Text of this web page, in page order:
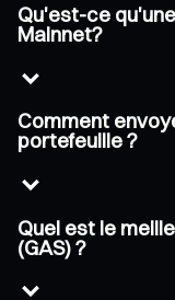
Qu'est-ce
Mainnet?
Comment
portefeuille ?
Quel est le
(GAS) ?